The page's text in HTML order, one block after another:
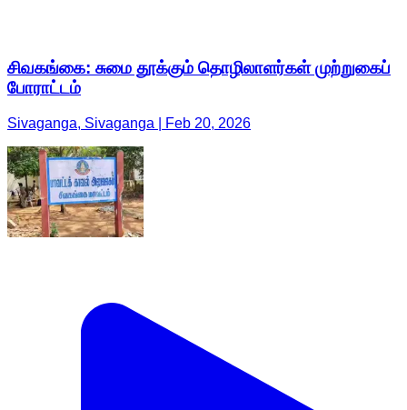
சிவகங்கை: சுமை தூக்கும் தொழிலாளர்கள் முற்றுகைப்
போராட்டம்
Sivaganga, Sivaganga | Feb 20, 2026